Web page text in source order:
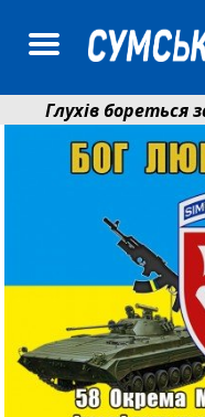
Глухів бореться за
Пенсійний фонд